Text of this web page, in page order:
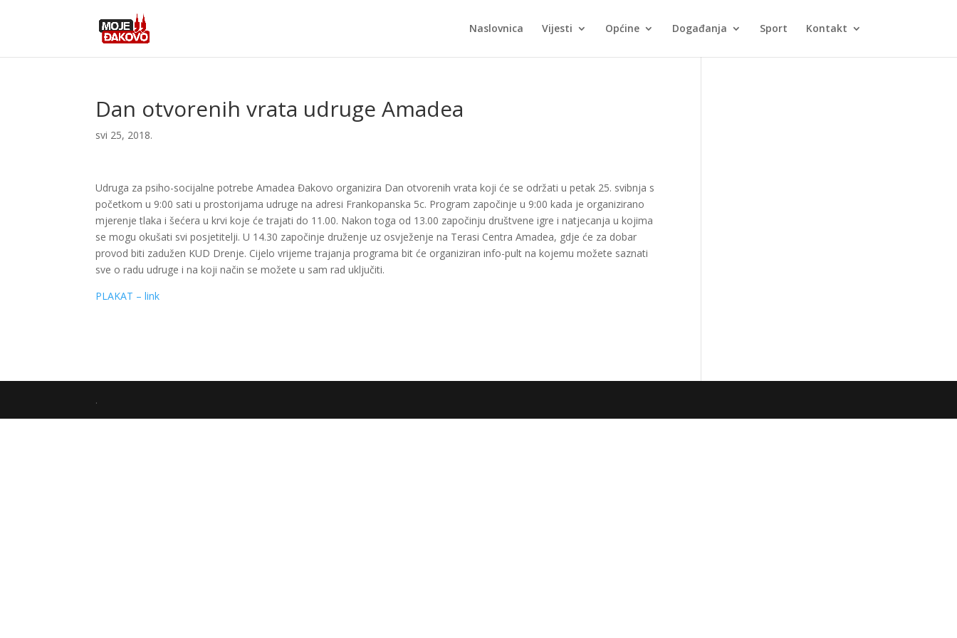
Naslovnica Vijesti Općine Događanja Sport Kontakt
Dan otvorenih vrata udruge Amadea
svi 25, 2018.
Udruga za psiho-socijalne potrebe Amadea Đakovo organizira Dan otvorenih vrata koji će se održati u petak 25. svibnja s
početkom u 9:00 sati u prostorijama udruge na adresi Frankopanska 5c. Program započinje u 9:00 kada je organizirano
mjerenje tlaka i šećera u krvi koje će trajati do 11.00. Nakon toga od 13.00 započinju društvene igre i natjecanja u kojima
se mogu okušati svi posjetitelji. U 14.30 započinje druženje uz osvježenje na Terasi Centra Amadea, gdje će za dobar
provod biti zadužen KUD Drenje. Cijelo vrijeme trajanja programa bit će organiziran info-pult na kojemu možete saznati
sve o radu udruge i na koji način se možete u sam rad uključiti.
PLAKAT – link
.